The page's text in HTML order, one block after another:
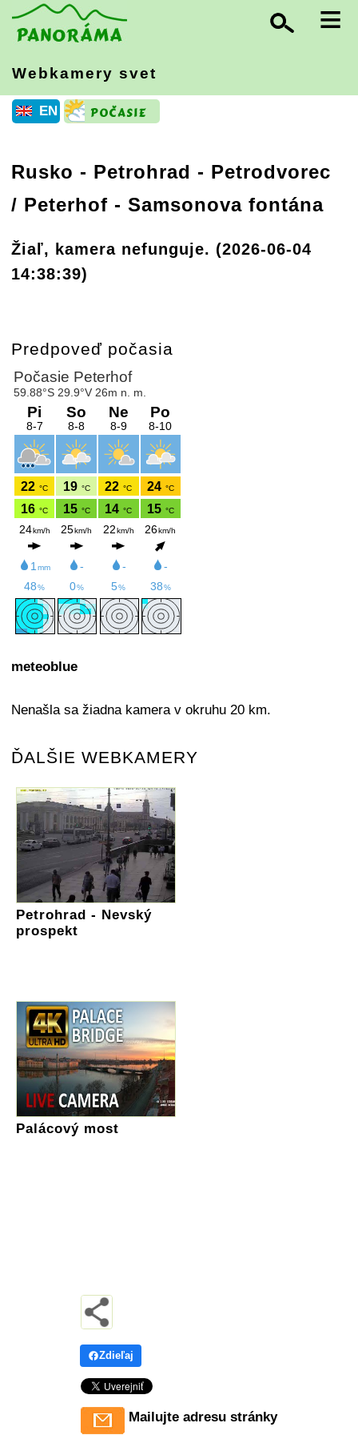
≡
Webkamery svet
EN
Rusko - Petrohrad - Petrodvorec
/ Peterhof - Samsonova fontána
Žiaľ, kamera nefunguje. (2026-06-04
14:38:39)
Predpoveď počasia
meteoblue
Nenašla sa žiadna kamera v okruhu 20 km.
ĎALŠIE WEBKAMERY
Petrohrad - Nevský
prospekt
Palácový most
Zdieľaj
Mailujte adresu stránky